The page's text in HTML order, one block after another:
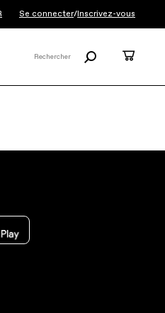
Se connecter/Inscrivez-vous
Rechercher